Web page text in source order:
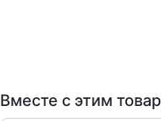
Вместе с этим